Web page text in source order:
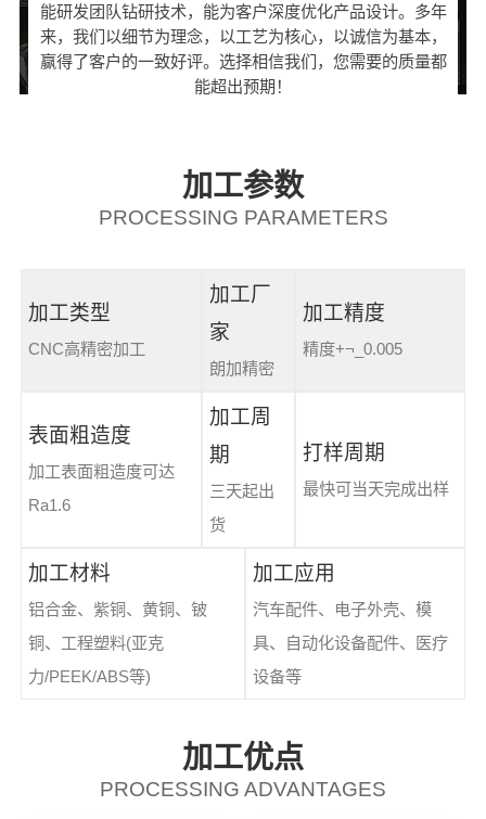
能研发团队钻研技术，能为客户深度优化产品设计。多年
来，我们以细节为理念，以工艺为核心，以诚信为基本，
赢得了客户的一致好评。选择相信我们，您需要的质量都
能超出预期！
加工参数
PROCESSING PARAMETERS
加工类型
CNC高精密加工
加工厂
家
朗加精密
加工精度
精度+¬_0.005
表面粗造度
加工表面粗造度可达
Ra1.6
加工周
期
三天起出
货
打样周期
最快可当天完成出样
加工材料
铝合金、紫铜、黄铜、铍
铜、工程塑料(亚克
力/PEEK/ABS等)
加工应用
汽车配件、电子外壳、模
具、自动化设备配件、医疗
设备等
加工优点
PROCESSING ADVANTAGES